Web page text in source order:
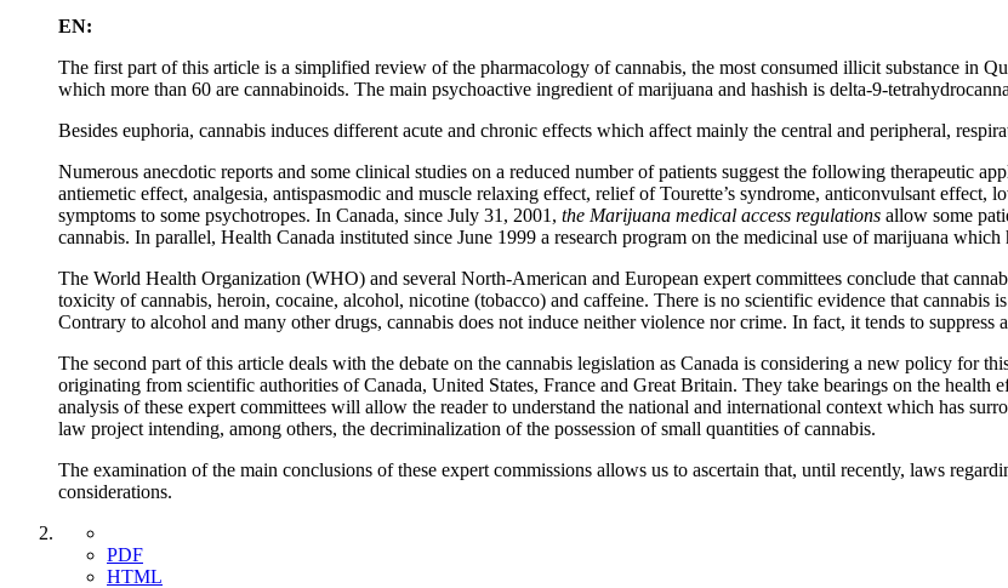
EN:
The first part of this article is a simplified review of the pharmacology of cannabis, the most consumed illicit substance in
which more than 60 are cannabinoids. The main psychoactive ingredient of marijuana and hashish is delta-9-
Besides euphoria, cannabis induces different acute and chronic effects which affect mainly the central and peripheral,
Numerous anecdotic reports and some clinical studies on a reduced number of patients suggest the following therapeutic
antiemetic effect, analgesia, antispasmodic and muscle relaxing effect, relief of Tourette’s syndrome, anticonvulsant
symptoms to some psychotropes. In Canada, since July 31, 2001, the Marijuana medical access regulations allow some
cannabis. In parallel, Health Canada instituted since June 1999 a research program on the medicinal use of marijuana
The World Health Organization (WHO) and several North-American and European expert committees conclude that
toxicity of cannabis, heroin, cocaine, alcohol, nicotine (tobacco) and caffeine. There is no scientific evidence that cannabis
Contrary to alcohol and many other drugs, cannabis does not induce neither violence nor crime. In fact, it tends to suppress
The second part of this article deals with the debate on the cannabis legislation as Canada is considering a new policy for
originating from scientific authorities of Canada, United States, France and Great Britain. They take bearings on the health
analysis of these expert committees will allow the reader to understand the national and international context which has
law project intending, among others, the decriminalization of the possession of small quantities of cannabis.
The examination of the main conclusions of these expert commissions allows us to ascertain that, until recently, laws
considerations.
PDF
HTML